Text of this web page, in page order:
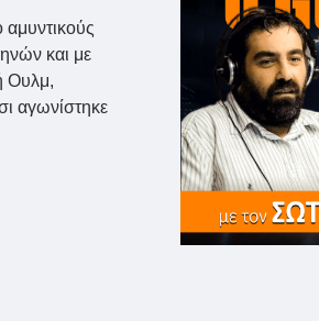
και με
Ουλμ,
αγωνίστηκε